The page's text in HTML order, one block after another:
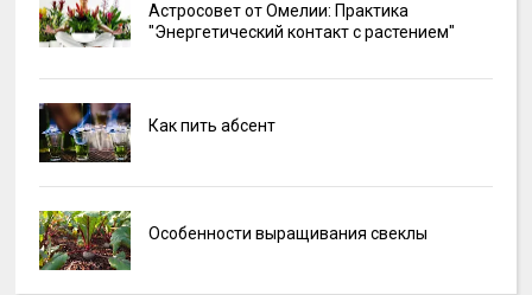
Астросовет от Омелии: Практика
"Энергетический контакт с растением"
Как пить абсент
Особенности выращивания свеклы